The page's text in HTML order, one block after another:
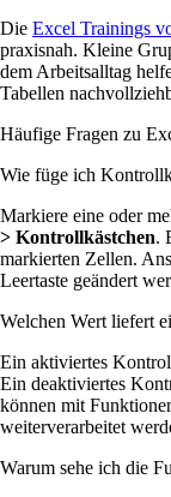
Die Excel Trainings
praxisnah. Kleine
dem Arbeitsalltag
Tabellen
Häufige Fragen zu
Wie füge ich
Markiere eine oder
> Kontrollkästchen.
markierten Zellen.
Leertaste geändert
Welchen Wert liefert
Ein aktiviertes
Ein deaktiviertes
können mit
weiterverarbeitet
Warum sehe ich die